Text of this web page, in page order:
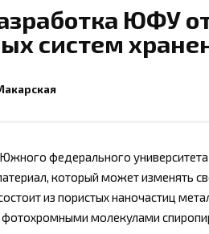
ЮФУ
систем
Южного федерального
который может изменять
из пористых наночастиц
молекулами